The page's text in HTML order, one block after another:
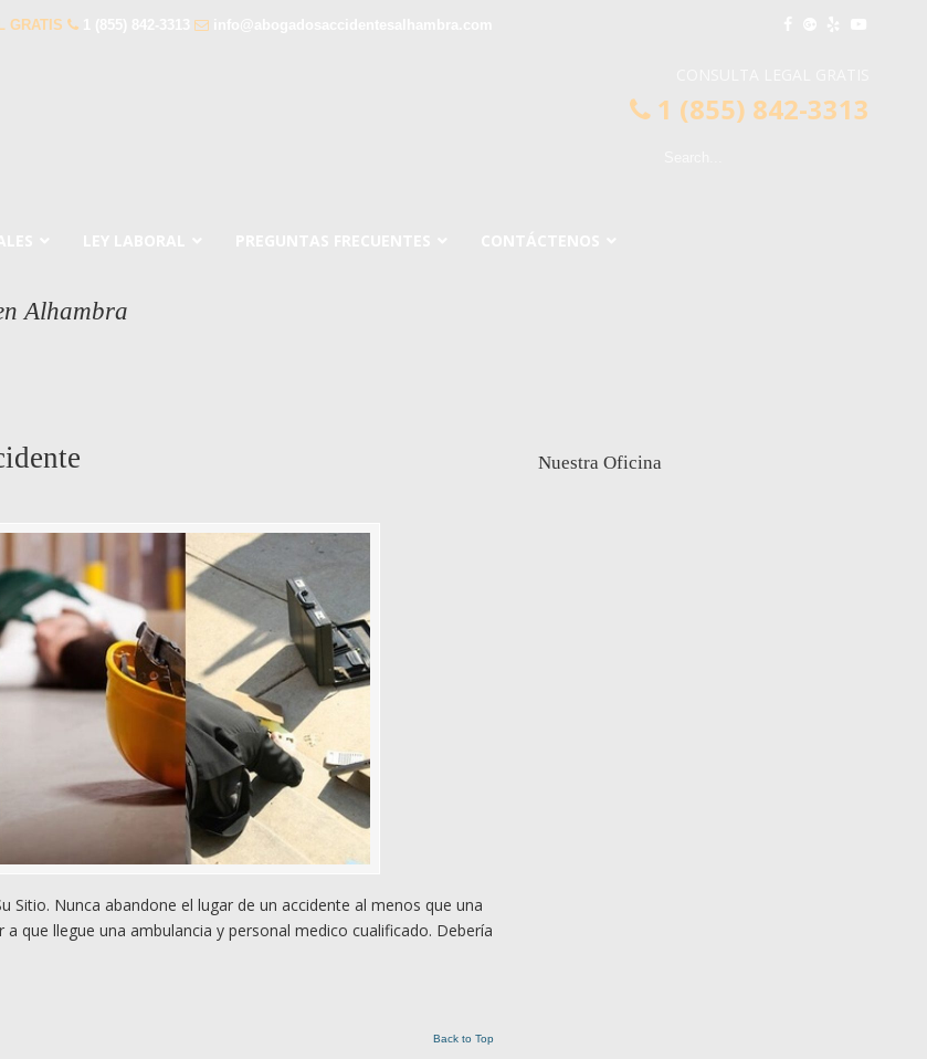
GRATIS
1 (855) 842-3313
Alhambra
Sitio. Nunca abandone el lugar de un accidente al menos que una
que llegue una ambulancia y personal medico cualificado. Debería
Back to Top
Nuestra Oficina